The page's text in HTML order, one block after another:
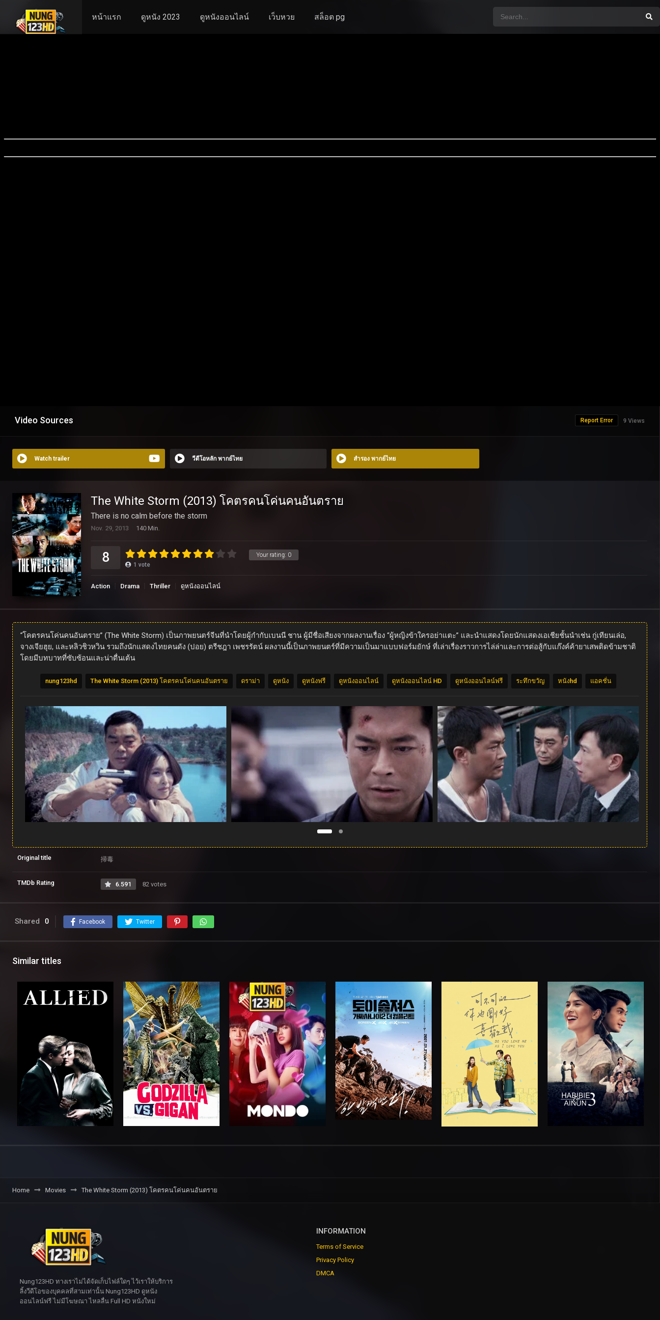
หน้าแรก ดูหนัง 2023 ดูหนังออนไลน์ เว็บหวย สล็อต pg
Video Sources 9 Views
Report Error
Watch trailer วีดีโอหลัก พากย์ไทย สำรอง พากย์ไทย
The White Storm (2013) โคตรคนโค่นคนอันตราย
There is no calm before the storm
Nov. 29, 2013 140 Min.
Your rating: 0
8 1 vote
Action Drama Thriller ดูหนังออนไลน์
“โคตรคนโค่นคนอันตราย” (The White Storm) เป็นภาพยนตร์จีนที่นำโดยผู้กำกับเบนนี ชาน ผู้มีชื่อเสียงจากผลงานเรื่อง “ผู้หญิงข้าใครอย่าแตะ” และนำแสดงโดยนักแสดงเอเชียชั้นนำเช่น กู่เทียนเล่อ,
จางเจียฮุย, และหลิวชิวหวิน รวมถึงนักแสดงไทยคนดัง (ปอย) ตรีชฎา เพชรรัตน์ ผลงานนี้เป็นภาพยนตร์ที่มีความเป็นมาแบบฟอร์มยักษ์ ที่เล่าเรื่องราวการไล่ล่าและการต่อสู้กับแก๊งค์ค้ายาเสพติดข้ามชาติ
โดยมีบทบาทที่ซับซ้อนและน่าตื่นเต้น
nung123hd The White Storm (2013) โคตรคนโค่นคนอันตราย ดราม่า ดูหนัง ดูหนังฟรี ดูหนังออนไลน์ ดูหนังออนไลน์ HD ดูหนังออนไลน์ฟรี ระทึกขวัญ หนังhd แอคชั่น
Original title 掃毒
TMDb Rating 6.591 82 votes
Shared 0 Facebook Twitter
Similar titles
Home Movies The White Storm (2013) โคตรคนโค่นคนอันตราย
INFORMATION
Terms of Service
Privacy Policy
DMCA
Nung123HD ทางเราไม่ได้จัดเก็บไฟล์ใดๆ ไว้เราให้บริการ
ลิ้งวีดีโอของบุคคลที่สามเท่านั้น Nung123HD ดูหนัง
ออนไลน์ฟรี ไม่มีโฆษณา ไหลลื่น Full HD หนังใหม่